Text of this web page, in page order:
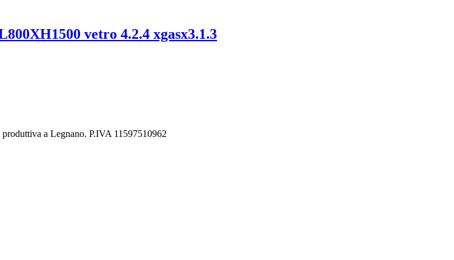
vetro 4.2.4 xgasx3.1.3
a Legnano. P.IVA 11597510962